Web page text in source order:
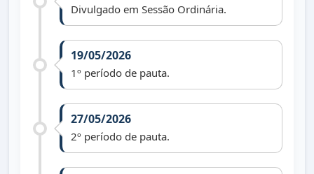
Divulgado em Sessão Ordinária.
19/05/2026
1º período de pauta.
27/05/2026
2º período de pauta.